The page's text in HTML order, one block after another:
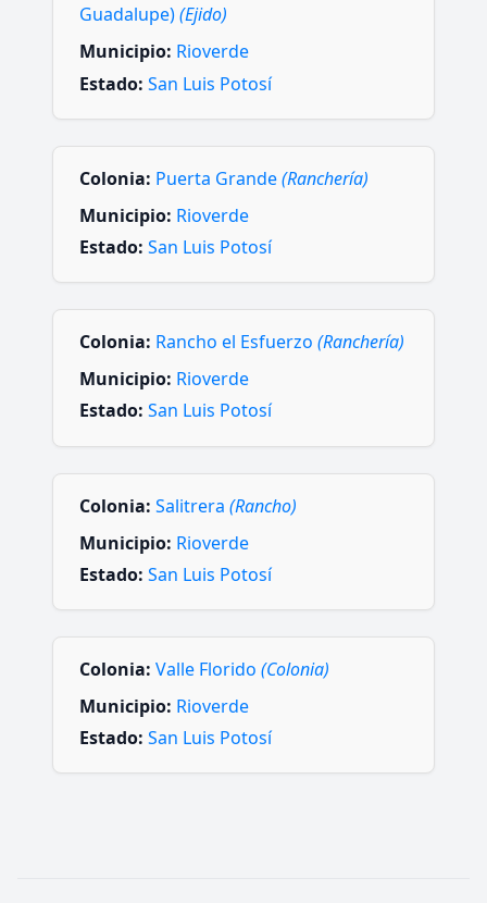
Guadalupe)(Ejido)
Municipio: Rioverde
Estado: San Luis Potosí
Colonia: Puerta Grande(Ranchería)
Municipio: Rioverde
Estado: San Luis Potosí
Colonia: Rancho el Esfuerzo (Ranchería)
Municipio: Rioverde
Estado: San Luis Potosí
Colonia: Salitrera (Rancho)
Municipio: Rioverde
Estado: San Luis Potosí
Colonia: Valle Florido (Colonia)
Municipio: Rioverde
Estado: San Luis Potosí